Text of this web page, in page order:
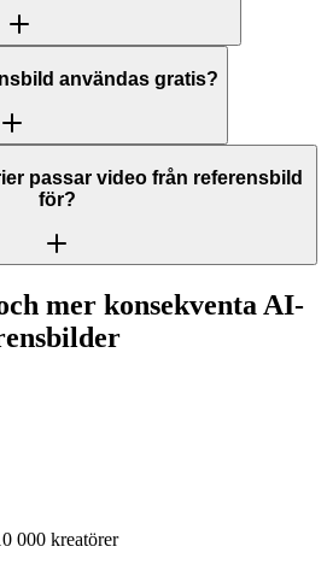
användas gratis?
passar video från referensbild
för?
mer konsekventa AI-
000 kreatörer